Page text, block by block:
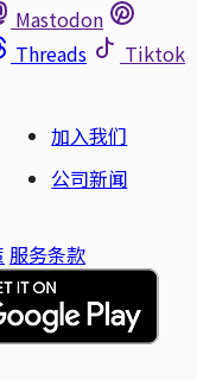
Mastodon
Threads
Tiktok
加入我们
公司新闻
服务条款